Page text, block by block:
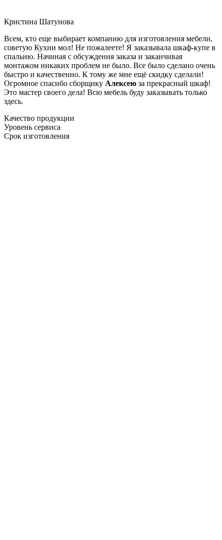
Кристина Шатунова
Всем, кто еще выбирает компанию для изготовления мебели,
советую Кухни мол! Не пожалеете! Я заказывала шкаф-купе в
спальню. Начиная с обсуждения заказа и заканчивая
монтажом никаких проблем не было. Все было сделано очень
быстро и качественно. К тому же мне ещё скидку сделали!
Огромное спасибо сборщику Алексею за прекрасный шкаф!
Это мастер своего дела! Всю мебель буду заказывать только
здесь.
Качество продукции
Уровень сервиса
Срок изготовления